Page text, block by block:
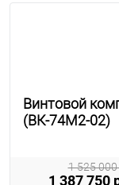
Винтовой
(ВК-74М2-02)
1 387 750
1 525 000